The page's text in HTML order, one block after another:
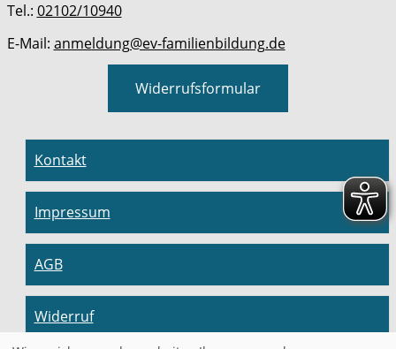
Tel.: 02102/10940
E-Mail: anmeldung@ev-familienbildung.de
Widerrufsformular
Kontakt
Impressum
AGB
Widerruf